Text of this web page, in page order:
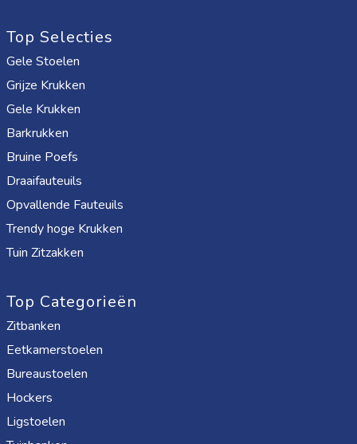
Top Selecties
Gele Stoelen
Grijze Krukken
Gele Krukken
Barkrukken
Bruine Poefs
Draaifauteuils
Opvallende Fauteuils
Trendy hoge Krukken
Tuin Zitzakken
Top Categorieën
Zitbanken
Eetkamerstoelen
Bureaustoelen
Hockers
Ligstoelen